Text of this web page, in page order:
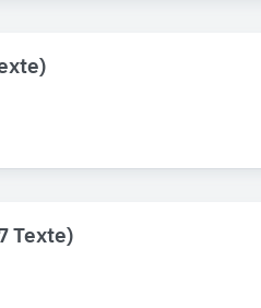
Texte)